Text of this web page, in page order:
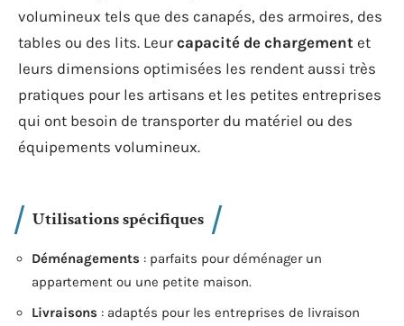
volumineux tels que des canapés, des armoires, des
tables ou des lits. Leurcapacité de chargement et
leurs dimensions optimisées les rendent aussi très
pratiques pour les artisans et les petites entreprises
qui ont besoin de transporter du matériel ou des
équipements volumineux.
Utilisations spécifiques
Déménagements : parfaits pour déménager un
appartement ou une petite maison.
Livraisons : adaptés pour les entreprises de livraison